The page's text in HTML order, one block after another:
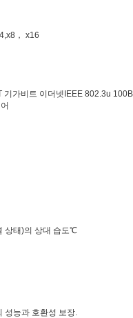
， x16
기가비트 이더넷IEEE 802.3u
상태)의 상대 습도℃
성능과 호환성 보장.